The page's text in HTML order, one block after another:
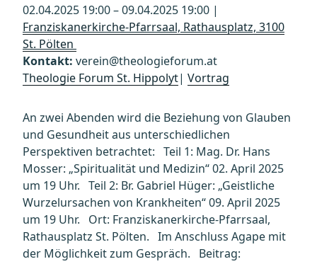
02.04.2025 19:00 – 09.04.2025 19:00 |
Franziskanerkirche-Pfarrsaal, Rathausplatz, 3100
St. Pölten
Kontakt: verein@theologieforum.at
Theologie Forum St. Hippolyt| Vortrag
An zwei Abenden wird die Beziehung von Glauben
und Gesundheit aus unterschiedlichen
Perspektiven betrachtet: Teil 1: Mag. Dr. Hans
Mosser: „Spiritualität und Medizin“ 02. April 2025
um 19 Uhr. Teil 2: Br. Gabriel Hüger: „Geistliche
Wurzelursachen von Krankheiten“ 09. April 2025
um 19 Uhr. Ort: Franziskanerkirche-Pfarrsaal,
Rathausplatz St. Pölten. Im Anschluss Agape mit
der Möglichkeit zum Gespräch. Beitrag: